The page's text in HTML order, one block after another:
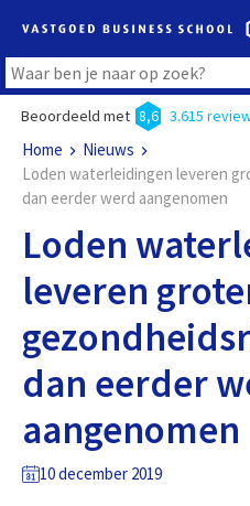
Beoordeeld met 8,6 3.615
Home
Nieuws
Loden waterleidingen leveren
dan eerder werd aangenomen
Loden
leveren
dan eerder
aangenomen
10 december 2019